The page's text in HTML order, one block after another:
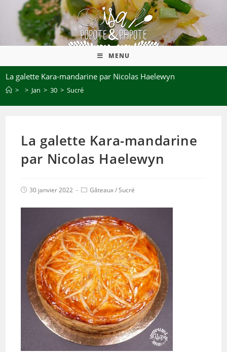
MENU
La galette Kara-mandarine par Nicolas Haelewyn
> > Jan > 30 > Sucré
La galette Kara-mandarine
par Nicolas Haelewyn
30 janvier 2022 Gâteaux/Sucré